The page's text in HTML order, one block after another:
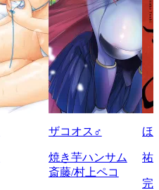
ザコオス♂
焼き芋ハンサム
斎藤/村上ペコ
ほ
祐
完